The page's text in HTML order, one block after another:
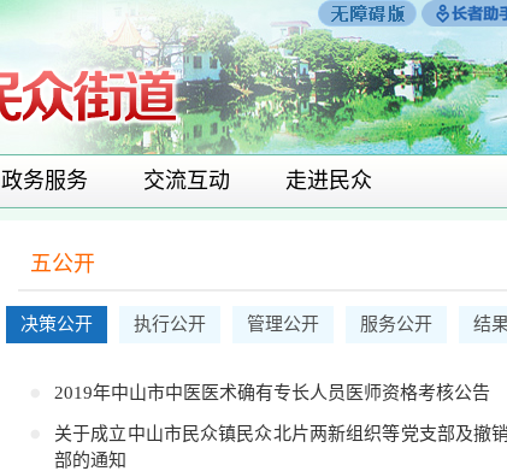
政务服务 交流互动 走进民众
五公开
决策公开 执行公开 管理公开 服务公开 结
2019年中山市中医医术确有专长人员医师资格考核公告
关于成立中山市民众镇民众北片两新组织等党支部及撤
部的通知